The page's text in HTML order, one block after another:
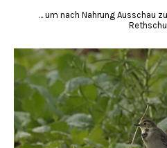
… um nach Nahrung Ausschau